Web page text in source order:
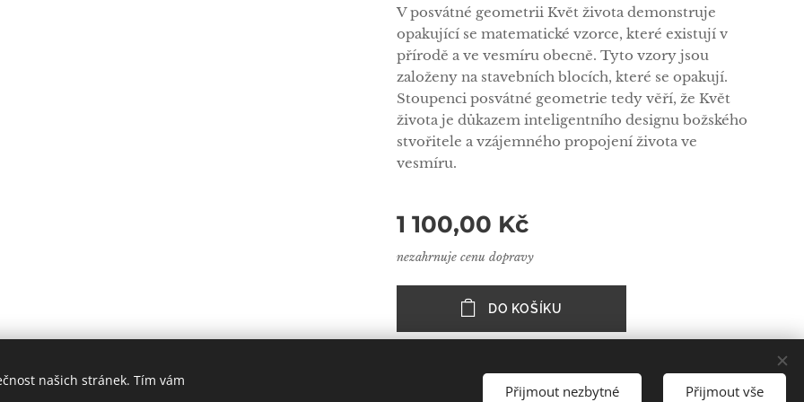
V posvátné geometrii Květ života demonstruje
opakující se matematické vzorce, které existují v
přírodě a ve vesmíru obecně. Tyto vzory jsou
založeny na stavebních blocích, které se opakují.
Stoupenci posvátné geometrie tedy věří, že Květ
života je důkazem inteligentního designu božského
stvořitele a vzájemného propojení života ve
vesmíru.
1 100,00 Kč
nezahrnuje cenu dopravy
DO KOŠÍKU
našich stránek. Tím vám
Přijmout nezbytné Přijmout vše